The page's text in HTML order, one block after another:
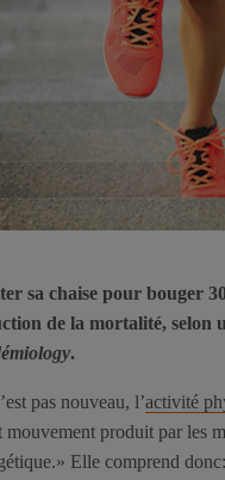
sa chaise pour bouger
de la mortalité, selon
.
pas nouveau, l’activité
mouvement produit par les
Elle comprend